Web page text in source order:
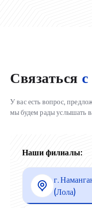
Связаться
У вас есть вопрос,
мы будем рады услышать
Наши филиалы:
г.
(Лола)